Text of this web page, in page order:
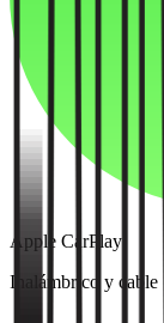
Apple CarPlay
Inalámbrico y cable